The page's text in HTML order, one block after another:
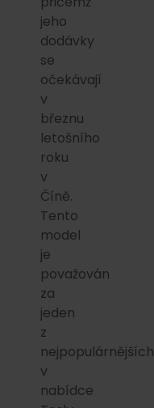
jeho
dodávky
se
očekávají
v
březnu
letošního
roku
v
Číně.
Tento
model
je
považován
za
jeden
z
nejpopulárnějších
v
nabídce